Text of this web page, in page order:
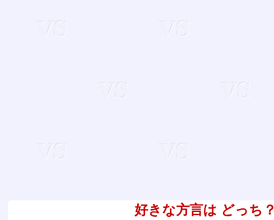
好きな方言は どっち？